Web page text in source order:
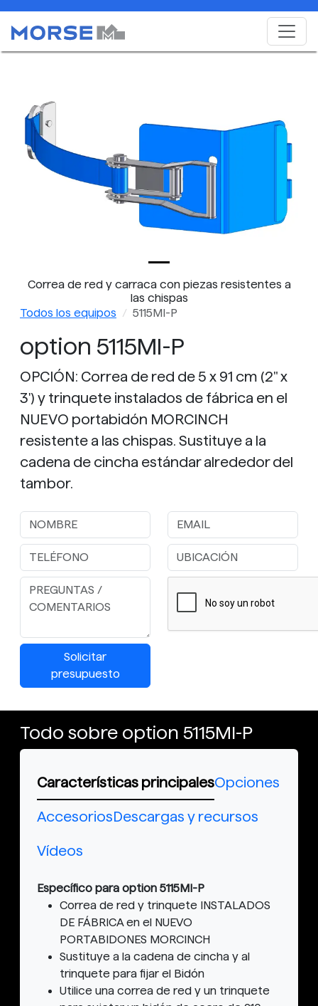
Correa de red y carraca con piezas resistentes a
las chispas
Todos los equipos
5115MI-P
option 5115MI-P
OPCIÓN: Correa de red de 5 x 91 cm (2" x
3') y trinquete instalados de fábrica en el
NUEVO portabidón MORCINCH
resistente a las chispas. Sustituye a la
cadena de cincha estándar alrededor del
tambor.
Solicitar
presupuesto
Todo sobre option 5115MI-P
Características principalesOpciones
AccesoriosDescargas y recursos
Vídeos
Específico para option 5115MI-P
Correa de red y trinquete INSTALADOS
DE FÁBRICA en el NUEVO
PORTABIDONES MORCINCH
Sustituye a la cadena de cincha y al
trinquete para fijar el Bidón
Utilice una correa de red y un trinquete